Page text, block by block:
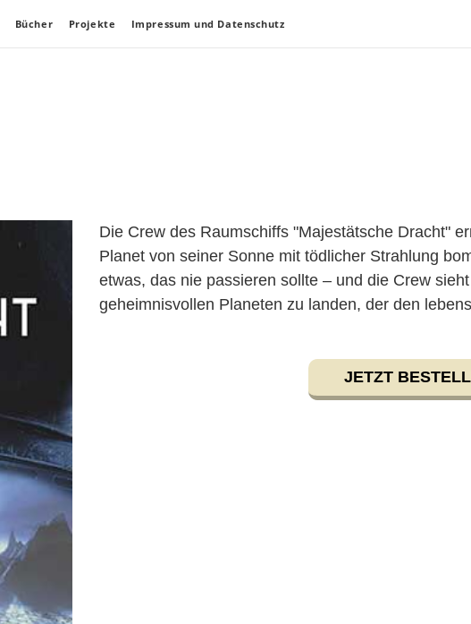
Bücher Projekte Impressum und Datenschutz
Die Crew des Raumschiffs "Majestätsche Dracht"
Planet von seiner Sonne mit tödlicher Strahlung
etwas, das nie passieren sollte – und die Crew
geheimnisvollen Planeten zu landen, der den
JETZT